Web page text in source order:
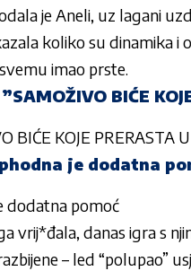
je Aneli, uz lagani
koliko su dinamika i
imao prste.
BIĆE
BIĆE KOJE PRERASTA
je dodatna
dodatna pomoć
vrij*đala, danas igra s
– led “polupao”